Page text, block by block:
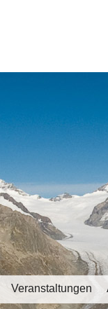
Veranstaltungen